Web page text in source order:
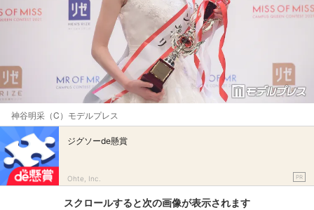
神谷明采（C）モデルプレス
ジグソーde懸賞
Ohte, Inc. PR
スクロールすると次の画像が表示されます